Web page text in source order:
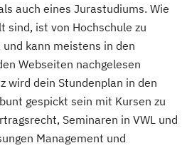
auch eines Jurastudiums. Wie
sind, ist von Hochschule zu
kann meistens in den
Webseiten nachgelesen
wird dein Stundenplan in den
gespickt sein mit Kursen zu
Seminaren in VWL und
Management und